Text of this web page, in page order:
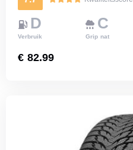
D
Verbruik
C
Grip nat
€ 82.99